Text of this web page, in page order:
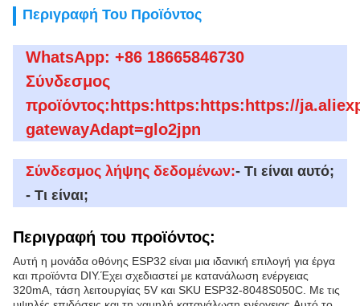
Περιγραφή Του Προϊόντος
WhatsApp: +86 18665846730
Σύνδεσμος
προϊόντος:https:https:https:https://
gatewayAdapt=glo2jpn
Σύνδεσμος λήψης δεδομένων:- Τι είναι αυτό;
- Τι είναι;
Περιγραφή του προϊόντος:
Αυτή η μονάδα οθόνης ESP32 είναι μια ιδανική επιλογή για έργα
και προϊόντα DIY.Έχει σχεδιαστεί με κατανάλωση ενέργειας
320mA, τάση λειτουργίας 5V και SKU ESP32-8048S050C. Με τις